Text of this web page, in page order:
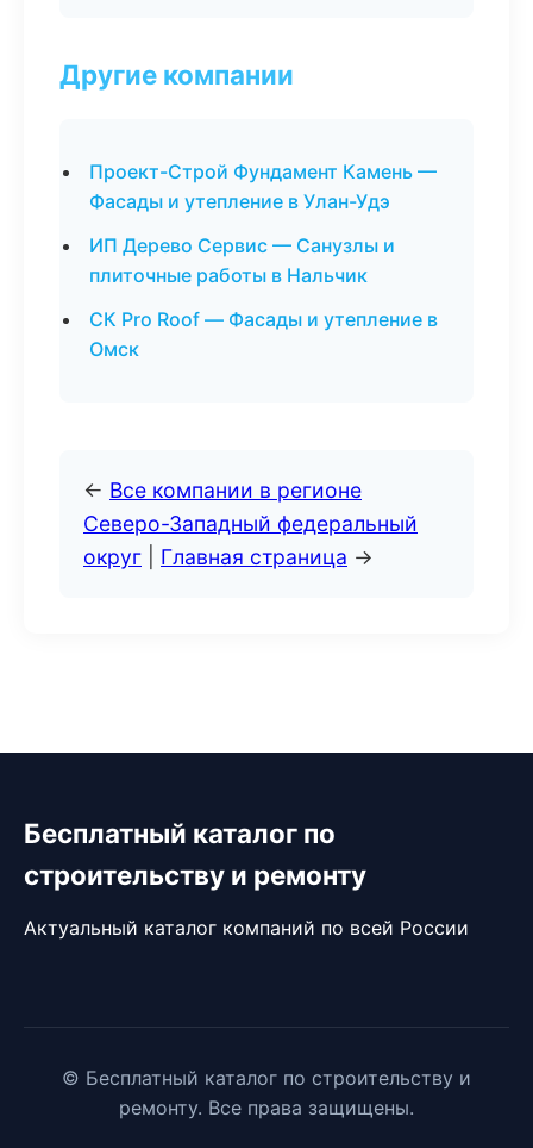
Другие компании
Проект-Строй Фундамент Камень —
Фасады и утепление в Улан-Удэ
ИП Дерево Сервис — Санузлы и
плиточные работы в Нальчик
СК Pro Roof — Фасады и утепление в
Омск
← Все компании в регионе
Северо-Западный федеральный
округ
Главная страница →
Бесплатный каталог по
строительству и ремонту
Актуальный каталог компаний по всей России
© Бесплатный каталог по строительству и
ремонту. Все права защищены.